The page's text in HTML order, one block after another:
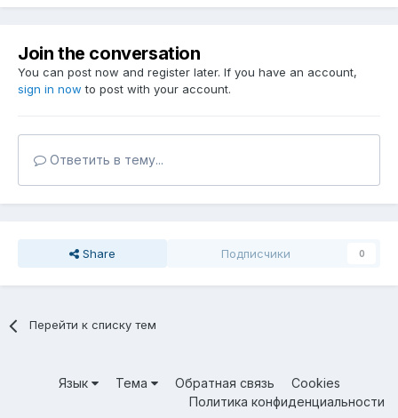
Join the conversation
You can post now and register later. If you have an account,
sign in now to post with your account.
Ответить в тему...
Share Подписчики 0
Перейти к списку тем
Язык Тема Обратная связь
Cookies
Политика конфиденциальности